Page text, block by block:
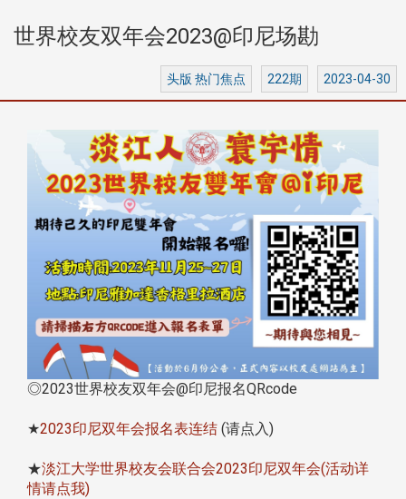
世界校友双年会2023@印尼场勘
头版 热门焦点 222期 2023-04-30
◎2023世界校友双年会@印尼报名QRcode
★2023印尼双年会报名表连结 (请点入)
★淡江大学世界校友会联合会2023印尼双年会(活动详
情请点我)